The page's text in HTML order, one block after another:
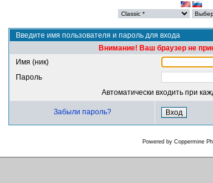
Введите имя пользователя и пароль для входа
Внимание! Ваш браузер не
Имя (ник)
Пароль
Автоматически входить при
Забыли пароль?
Powered by Coppermine